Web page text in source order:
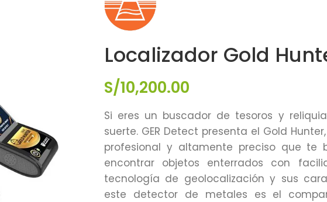
Localizador Gold
S/10,200.00
Si eres un buscador de tesoros y
suerte. GER Detect presenta el Gold
profesional y altamente preciso que te
encontrar objetos enterrados con
tecnología de geolocalización y sus
este detector de metales es el